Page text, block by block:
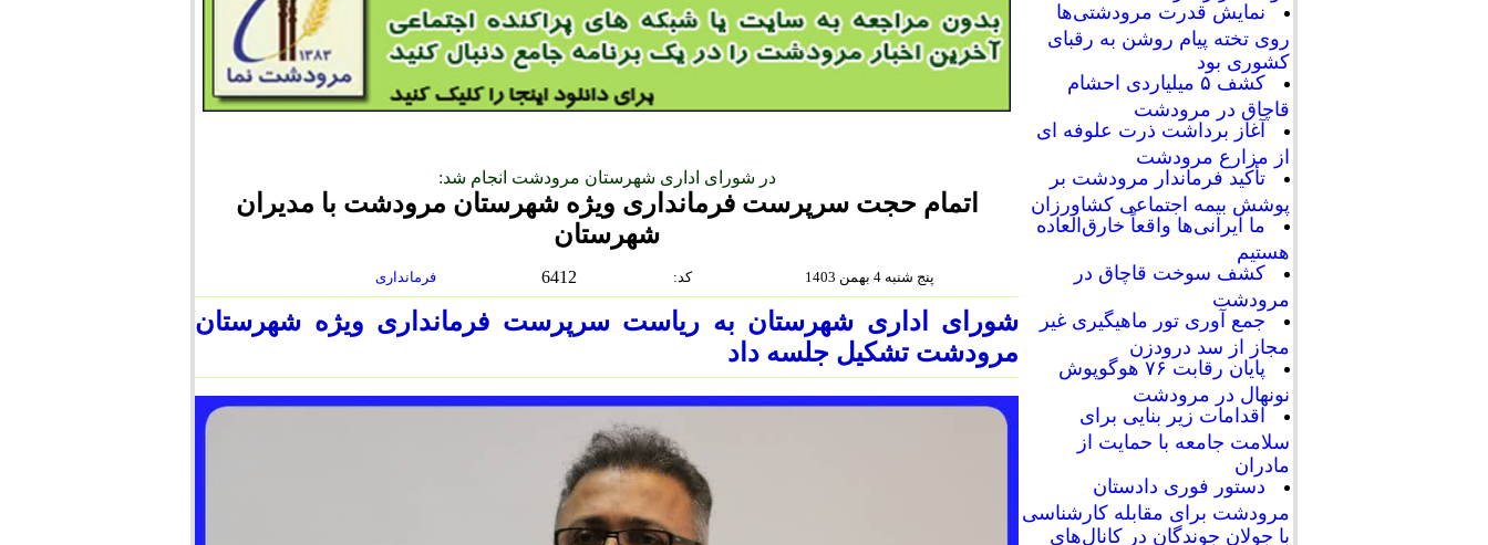
نمایش قدرت مرودشتی‌ها
روی تخته پیام روشن به رقبای
کشوری بود
کشف ۵ میلیاردی احشام
قاچاق در مرودشت
آغاز برداشت ذرت علوفه ای
از مزارع مرودشت
تأکید فرماندار مرودشت بر
پوشش بیمه اجتماعی کشاورزان
ما ایرانی‌ها واقعاً خارق‌العاده
هستیم
کشف سوخت قاچاق در
مرودشت
جمع آوری تور ماهیگیری غیر
مجاز از سد درودزن
پایان رقابت‌ ۷۶ هوگوپوش
نونهال در مرودشت
اقدامات زیر بنایی برای
سلامت جامعه با حمایت از
مادران
دستور فوری دادستان
مرودشت برای مقابله کارشناسی
با جولان جوندگان در کانال‌های
در شورای اداری شهرستان مرودشت انجام شد:
اتمام حجت سرپرست فرمانداری ویژه شهرستان مرودشت با مدیران
شهرستان
6412 :كد پنج شنبه 4 بهمن 1403
شورای اداری شهرستان به ریاست سرپرست فرمانداری ویژه شهرستان
مرودشت تشکیل جلسه داد